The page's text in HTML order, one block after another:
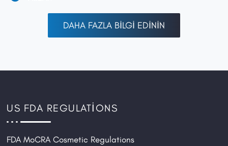
DAHA FAZLA BİLGİ EDİNİN
US FDA REGULATIONS
FDA MoCRA Cosmetic Regulations